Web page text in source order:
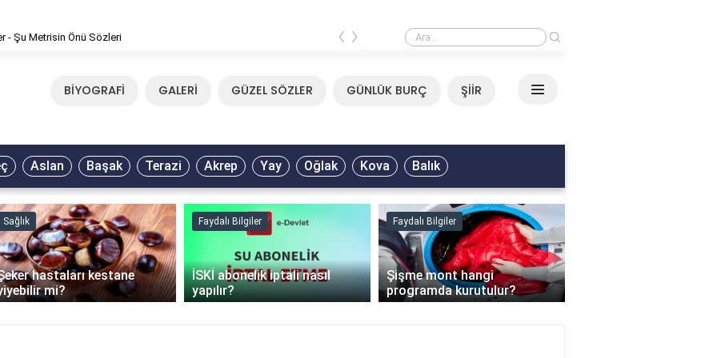
- Şu Metrisin Önü Sözleri Mirkelam - Tavla Sözleri
‹ ›
BİYOGRAFİ GALERİ GÜZEL SÖZLER GÜNLÜK BURÇ ŞİİR
Aslan Başak Terazi Akrep Yay Oğlak Kova Balık
Sağlık
hastaları kestane
mi?
Faydalı Bilgiler
İSKİ abonelik iptali nasıl
yapılır?
Faydalı Bilgiler
Şişme mont hangi
programda kurutulur?
›